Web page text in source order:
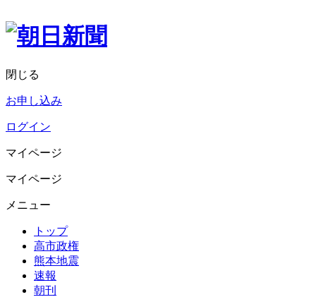
閉じる
お申し込み
ログイン
マイページ
マイページ
メニュー
トップ
高市政権
熊本地震
速報
朝刊